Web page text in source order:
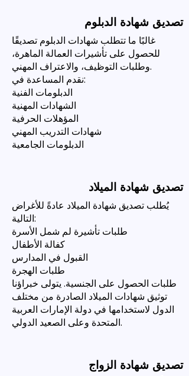
تصديق شهادة الدبلوم
غالبًا ما تتطلب شهادات الدبلوم تصديقًا
للحصول على تأشيرات العمالة الماهرة،
وطلبات التوظيف، والاعتراف المهني.
نقدم المساعدة في:
الدبلومات الفنية
الشهادات المهنية
المؤهلات الحرفية
شهادات التدريب المهني
الدبلومات الجامعية
تصديق شهادة الميلاد
يُطلب تصديق شهادة الميلاد عادةً للأغراض
التالية:
طلبات تأشيرة لم شمل الأسرة
كفالة الأطفال
القبول في المدارس
طلبات الهجرة
طلبات الحصول على الجنسية. يتولى خبراؤنا
توثيق شهادات الميلاد الصادرة من مختلف
الدول لاستخدامها في دولة الإمارات العربية
المتحدة وعلى الصعيد الدولي.
تصديق شهادة الزواج